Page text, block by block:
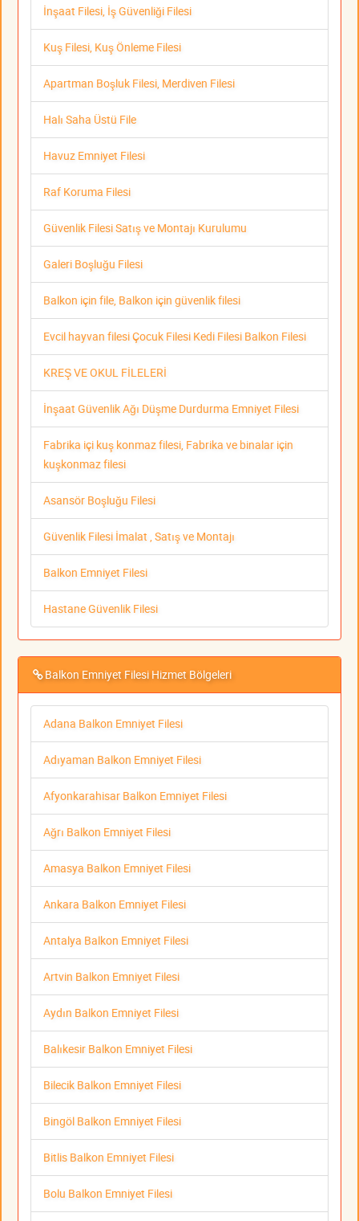
İnşaat Filesi, İş Güvenliği Filesi
Kuş Filesi, Kuş Önleme Filesi
Apartman Boşluk Filesi, Merdiven Filesi
Halı Saha Üstü File
Havuz Emniyet Filesi
Raf Koruma Filesi
Güvenlik Filesi Satış ve Montajı Kurulumu
Galeri Boşluğu Filesi
Balkon için file, Balkon için güvenlik filesi
Evcil hayvan filesi Çocuk Filesi Kedi Filesi Balkon Filesi
KREŞ VE OKUL FİLELERİ
İnşaat Güvenlik Ağı Düşme Durdurma Emniyet Filesi
Fabrika içi kuş konmaz filesi, Fabrika ve binalar için
kuşkonmaz filesi
Asansör Boşluğu Filesi
Güvenlik Filesi İmalat , Satış ve Montajı
Balkon Emniyet Filesi
Hastane Güvenlik Filesi
Balkon Emniyet Filesi Hizmet Bölgeleri
Adana Balkon Emniyet Filesi
Adıyaman Balkon Emniyet Filesi
Afyonkarahisar Balkon Emniyet Filesi
Ağrı Balkon Emniyet Filesi
Amasya Balkon Emniyet Filesi
Ankara Balkon Emniyet Filesi
Antalya Balkon Emniyet Filesi
Artvin Balkon Emniyet Filesi
Aydın Balkon Emniyet Filesi
Balıkesir Balkon Emniyet Filesi
Bilecik Balkon Emniyet Filesi
Bingöl Balkon Emniyet Filesi
Bitlis Balkon Emniyet Filesi
Bolu Balkon Emniyet Filesi